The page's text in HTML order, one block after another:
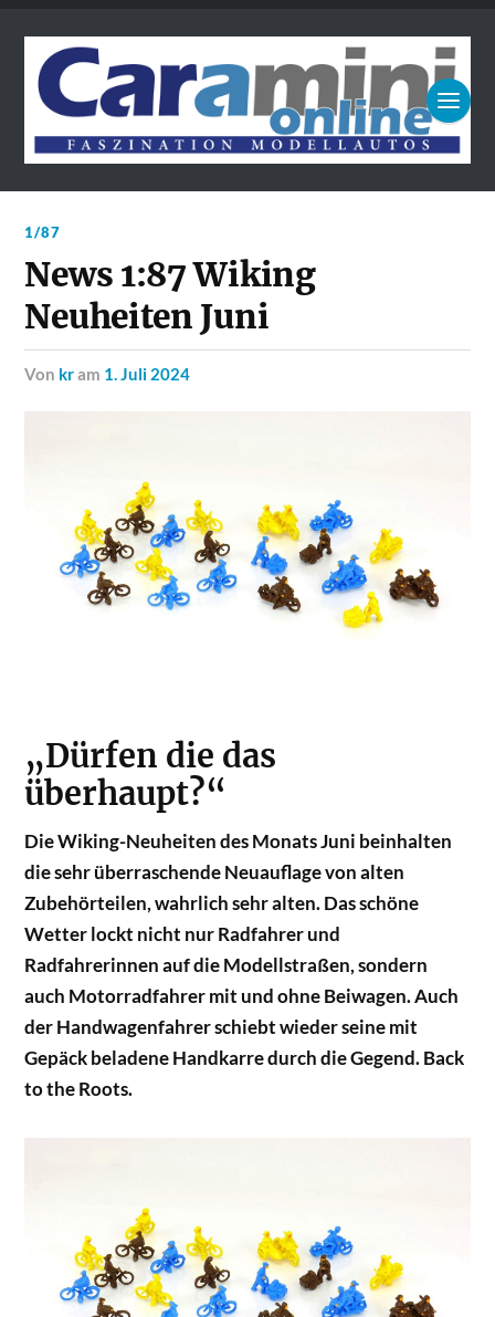
1/87
News 1:87 Wiking
Neuheiten Juni
von kram 1. Juli 2024
„Dürfen die das
überhaupt?“
Die Wiking-Neuheiten des Monats Juni beinhalten
die sehr überraschende Neuauflage von alten
Zubehörteilen, wahrlich sehr alten. Das schöne
Wetter lockt nicht nur Radfahrer und
Radfahrerinnen auf die Modellstraßen, sondern
auch Motorradfahrer mit und ohne Beiwagen. Auch
der Handwagenfahrer schiebt wieder seine mit
Gepäck beladene Handkarre durch die Gegend. Back
to the Roots.